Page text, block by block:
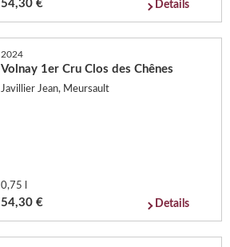
54,30 € Details
2024
Volnay 1er Cru Clos des Chênes
Javillier Jean, Meursault
0,75 l
54,30 € Details